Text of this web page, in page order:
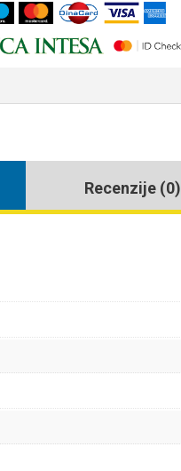
Recenzije (0)